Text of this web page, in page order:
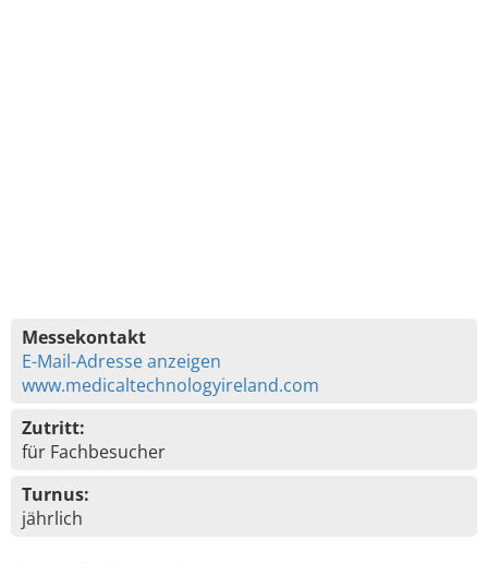
Messekontakt
E-Mail-Adresse anzeigen
www.medicaltechnologyireland.com
Zutritt:
für Fachbesucher
Turnus:
jährlich